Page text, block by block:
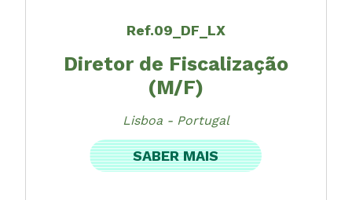
Ref.09_DF_LX
Diretor de Fiscalização
(M/F)
Lisboa - Portugal
SABER MAIS